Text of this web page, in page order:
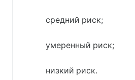
средний риск;
умеренный риск;
низкий риск.